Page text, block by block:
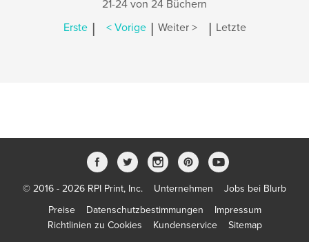
21-24 von 24 Büchern
Erste | < Vorige | Weiter > | Letzte
© 2016 - 2026 RPI Print, Inc. Unternehmen
Jobs bei Blurb
Preise
Datenschutzbestimmungen
Impressum
Richtlinien zu Cookies
Kundenservice Sitemap